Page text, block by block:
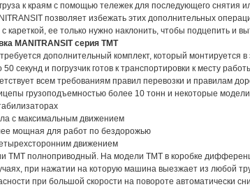
к краям с помощью тележек для последующего снятия
позволяет избежать этих дополнительных
с кареткой, ее только нужно наклонить, чтобы подцепить и
MANITRANSIT серия TMT
дополнительный комплект, который монтируется
50 секунд и погрузчик готов к транспортировки к месту
всем требованиям правил перевозки и правилам
грузоподъемностью более 10 тонн и некоторые
с максимальным движением
мощная для работ по бездорожью
движением
TMT полноприводный. На модели ТМТ в коробке
при нажатии на которую машина выезжает из любой
при большой скорости на повороте автоматически